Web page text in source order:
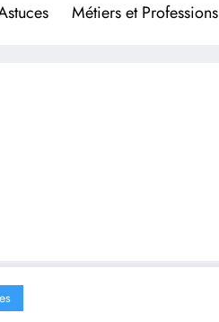
Métiers et Professions